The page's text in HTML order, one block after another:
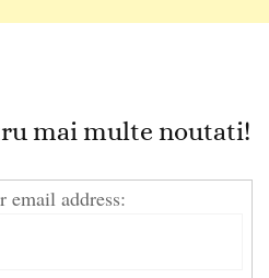
mai multe noutati!
email address: